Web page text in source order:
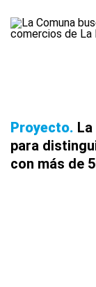
Proyecto
para
con más de